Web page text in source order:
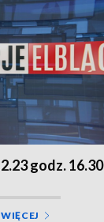
godz. 16.30